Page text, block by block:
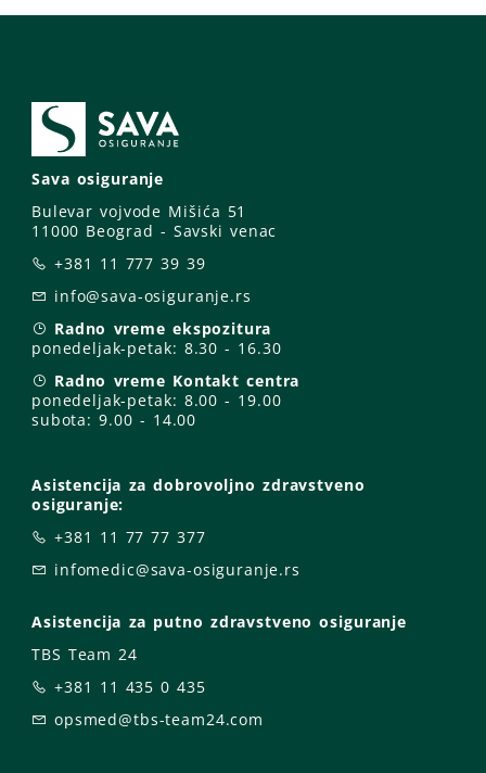
Sava osiguranje
Bulevar vojvode Mišića 51
11000 Beograd - Savski venac
+381 11 777 39 39
info@sava-osiguranje.rs
Radno vreme ekspozitura
ponedeljak-petak: 8.30 - 16.30
Radno vreme Kontakt centra
ponedeljak-petak: 8.00 - 19.00
subota: 9.00 - 14.00
Asistencija za dobrovoljno zdravstveno
osiguranje:
+381 11 77 77 377
infomedic@sava-osiguranje.rs
Asistencija za putno zdravstveno osiguranje
TBS Team 24
+381 11 435 0 435
opsmed@tbs-team24.com